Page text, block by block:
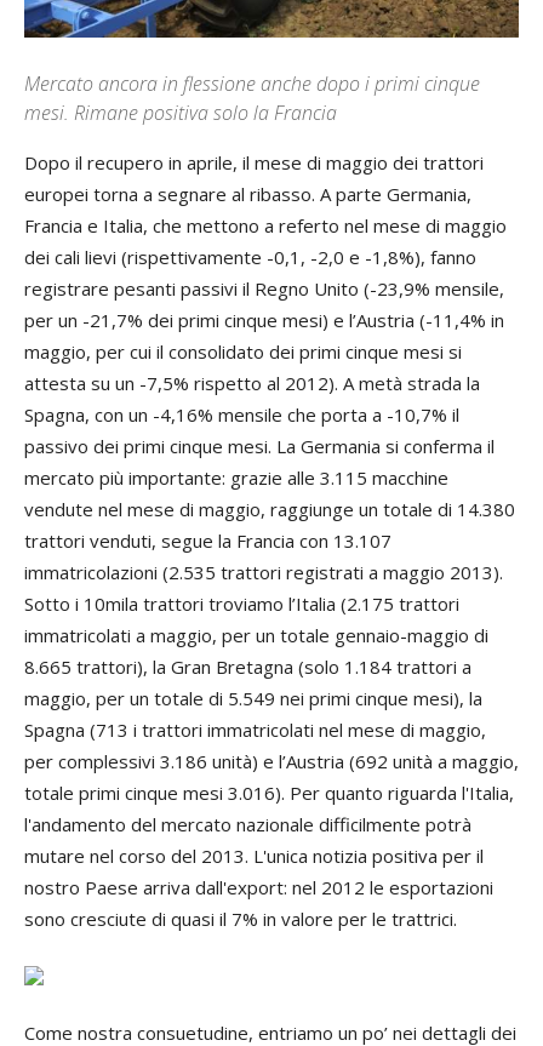
Mercato ancora in flessione anche dopo i primi cinque
mesi. Rimane positiva solo la Francia
Dopo il recupero in aprile, il mese di maggio dei trattori
europei torna a segnare al ribasso. A parte Germania,
Francia e Italia, che mettono a referto nel mese di maggio
dei cali lievi (rispettivamente -0,1, -2,0 e -1,8%), fanno
registrare pesanti passivi il Regno Unito (-23,9% mensile,
per un -21,7% dei primi cinque mesi) e l’Austria (-11,4% in
maggio, per cui il consolidato dei primi cinque mesi si
attesta su un -7,5% rispetto al 2012). A metà strada la
Spagna, con un -4,16% mensile che porta a -10,7% il
passivo dei primi cinque mesi. La Germania si conferma il
mercato più importante: grazie alle 3.115 macchine
vendute nel mese di maggio, raggiunge un totale di 14.380
trattori venduti, segue la Francia con 13.107
immatricolazioni (2.535 trattori registrati a maggio 2013).
Sotto i 10mila trattori troviamo l’Italia (2.175 trattori
immatricolati a maggio, per un totale gennaio-maggio di
8.665 trattori), la Gran Bretagna (solo 1.184 trattori a
maggio, per un totale di 5.549 nei primi cinque mesi), la
Spagna (713 i trattori immatricolati nel mese di maggio,
per complessivi 3.186 unità) e l’Austria (692 unità a maggio,
totale primi cinque mesi 3.016). Per quanto riguarda l'Italia,
l'andamento del mercato nazionale difficilmente potrà
mutare nel corso del 2013. L'unica notizia positiva per il
nostro Paese arriva dall'export: nel 2012 le esportazioni
sono cresciute di quasi il 7% in valore per le trattrici.
Come nostra consuetudine, entriamo un po’ nei dettagli dei